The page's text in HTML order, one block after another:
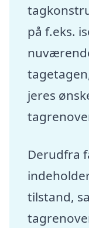
på f.eks.
jeres
Derudfra
tilstand,